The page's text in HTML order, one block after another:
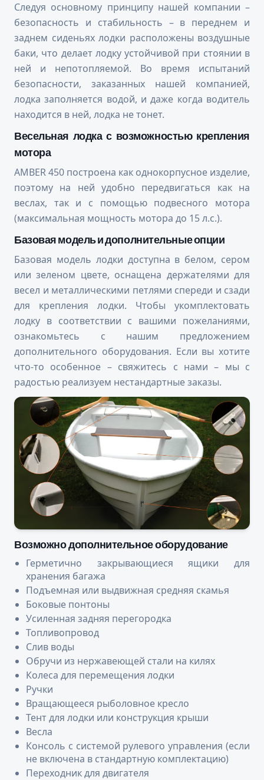
Следуя основному принципу нашей компании –
безопасность и стабильность – в переднем и
заднем сиденьях лодки расположены воздушные
баки, что делает лодку устойчивой при стоянии в
ней и непотопляемой. Во время испытаний
безопасности, заказанных нашей компанией,
лодка заполняется водой, и даже когда водитель
находится в ней, лодка не тонет.
Весельная лодка с возможностью крепления
мотора
AMBER 450 построена как однокорпусное изделие,
поэтому на ней удобно передвигаться как на
веслах, так и с помощью подвесного мотора
(максимальная мощность мотора до 15 л.с.).
Базовая модель и дополнительные опции
Базовая модель лодки доступна в белом, сером
или зеленом цвете, оснащена держателями для
весел и металлическими петлями спереди и сзади
для крепления лодки. Чтобы укомплектовать
лодку в соответствии с вашими пожеланиями,
ознакомьтесь с нашим предложением
дополнительного оборудования. Если вы хотите
что-то особенное – свяжитесь с нами – мы с
радостью реализуем нестандартные заказы.
Возможно дополнительное оборудование
Герметично закрывающиеся ящики для
хранения багажа
Подъемная или выдвижная средняя скамья
Боковые понтоны
Усиленная задняя перегородка
Топливопровод
Слив воды
Обручи из нержавеющей стали на килях
Колеса для перемещения лодки
Ручки
Вращающееся рыболовное кресло
Тент для лодки или конструкция крыши
Весла
Консоль с системой рулевого управления (если
не включена в стандартную комплектацию)
Переходник для двигателя